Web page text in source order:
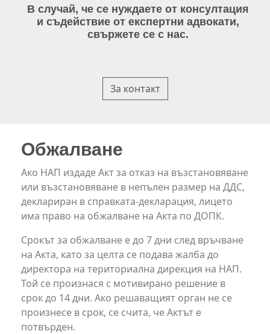
В случай, че се нуждаете от консултация
и съдействие от експертни адвокати,
свържете се с нас.
За контакт
Обжалване
Ако НАП издаде Акт за отказ на възстановяване
или възстановяване в непълен размер на ДДС,
деклариран в справката-декларация, лицето
има право на обжалване на Акта по ДОПК.
Срокът за обжалване е до 7 дни след връчване
на Акта, като за целта се подава жалба до
директора на териториална дирекция на НАП.
Той се произнася с мотивирано решение в
срок до 14 дни. Ако решаващият орган не се
произнесе в срок, се счита, че Актът е
потвърден.